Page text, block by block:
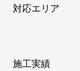
対応エリア
施工実績